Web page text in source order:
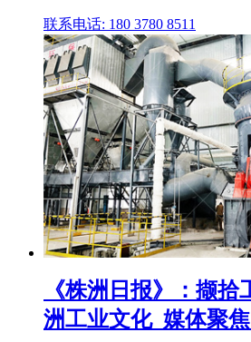
联系电话: 180 3780 8511
《株洲日报》：撷
洲工业文化_媒体聚